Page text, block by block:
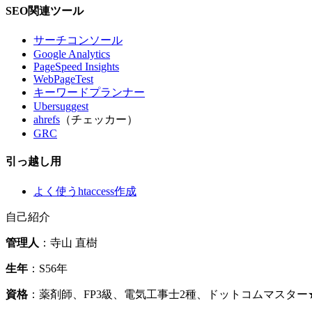
SEO関連ツール
サーチコンソール
Google Analytics
PageSpeed Insights
WebPageTest
キーワードプランナー
Ubersuggest
ahrefs （チェッカー）
GRC
引っ越し用
よく使うhtaccess作成
自己紹介
管理人 ：寺山 直樹
生年 ：S56年
資格：薬剤師、FP3級、電気工事士2種、ドットコムマスタ